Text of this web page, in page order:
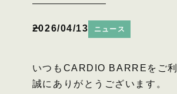
2026/04/13 ニュース
いつもCARDIO BARREをご
誠にありがとうございます。